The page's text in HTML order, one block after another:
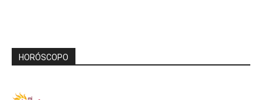
HORÓSCOPO